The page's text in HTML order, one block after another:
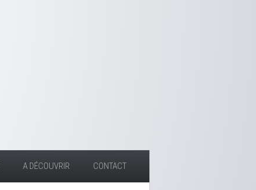
A DÉCOUVRIR CONTACT